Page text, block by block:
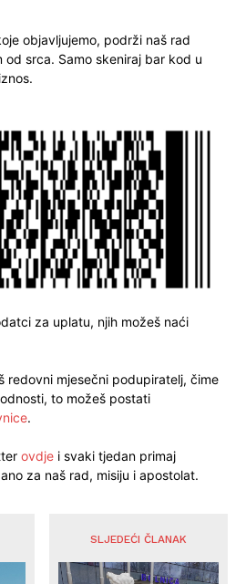
objavljujemo, podrži naš rad
od srca. Samo skeniraj bar kod u
za uplatu, njih možeš naći
redovni mjesečni podupiratelj, čime
to možeš postati
.
ovdje i svaki tjedan primaj
za naš rad, misiju i apostolat.
SLJEDEĆI ČLANAK